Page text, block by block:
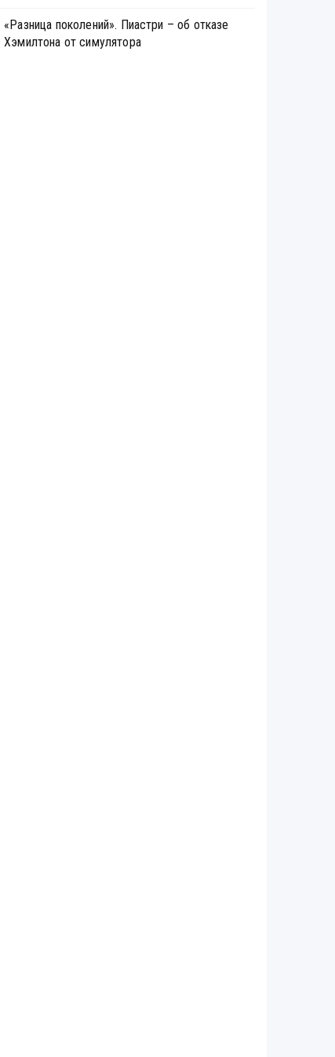
«Разница поколений». Пиастри – об отказе
Хэмилтона от симулятора